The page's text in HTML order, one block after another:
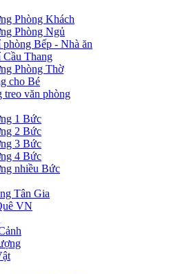
Phòng Khách
Phòng Ngủ
phòng Bếp - Nhà ăn
Cầu Thang
Phòng Thờ
cho Bé
treo văn phòng
1 Bức
2 Bức
3 Bức
4 Bức
nhiều Bức
Tân Gia
VN